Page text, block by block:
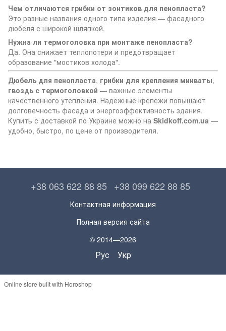
Чем отличаются грибки от зонтиков для пенопласта?
Это разные названия одного типа изделия — фасадного
дюбеля с широкой шляпкой.
Нужна ли термоголовка при монтаже пенопласта?
Да. Она снижает теплопотери и предотвращает
образование "мостиков холода".
Дюбель для пенопласта, грибки для крепления минваты,
гвоздь с термоголовкой — важные элементы
качественного утепления. Надёжные крепежи повышают
долговечность фасада и энергоэффективность здания.
Купить с доставкой по Украине можно на Skidkoff.com.ua —
удобно, быстро, по цене от производителя.
+38 063 622 88 85 +38 099 622 88 85
Контактная информация
Полная версия сайта
© 2014—2026
Рус Укр
Online store built with Horoshop